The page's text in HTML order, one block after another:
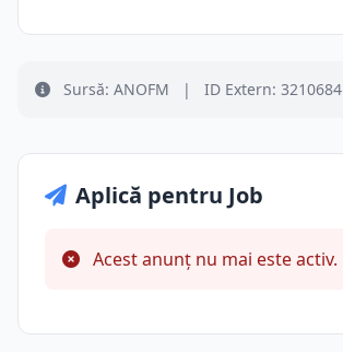
Sursă: ANOFM | ID Extern: 3210684
Aplică pentru Job
Acest anunț nu mai este activ.